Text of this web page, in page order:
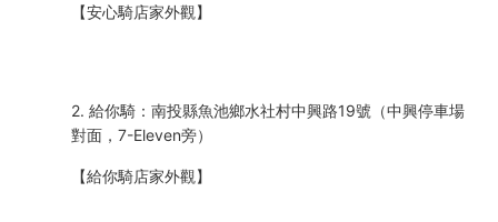
【安心騎店家外觀】
2. 給你騎：南投縣魚池鄉水社村中興路19號（中興停車場
對面，7-Eleven旁）
【給你騎店家外觀】